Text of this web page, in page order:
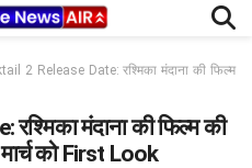
2 Release Date: रश्मिका मंदाना की फिल्म
मंदाना की फिल्म की
को First Look